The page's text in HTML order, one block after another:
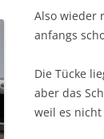
Also wieder
anfangs
Die Tücke
aber das
weil es